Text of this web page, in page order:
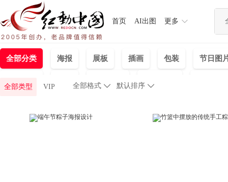
首页 AI出图 更多
全部分类 海报 展板 插画 包装 节日图
标识指示
全部类型 VIP 
全部格式 默认排序 